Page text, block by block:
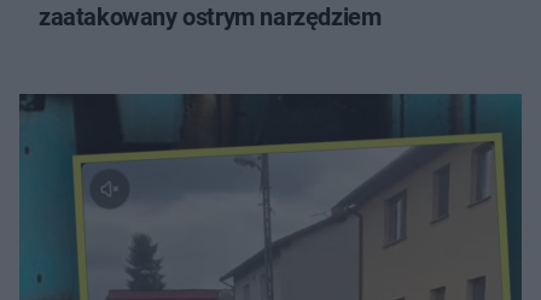
zaatakowany ostrym narzędziem